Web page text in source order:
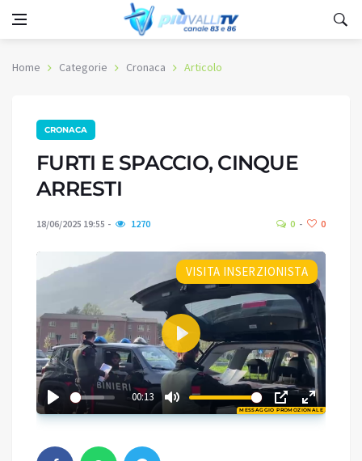
Home Categorie Cronaca Articolo
CRONACA
FURTI E SPACCIO, CINQUE
ARRESTI
18/06/2025 19:55 1270 0 0
MESSAGGIO PROMOZIONALE
VISITA INSERZIONISTA
00:13
Play
01:47